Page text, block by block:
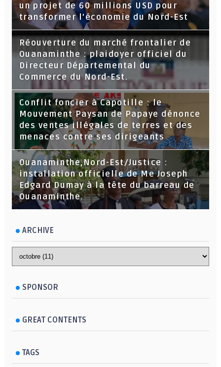
un projet de 60 millions USD pour
transformer l’économie du Nord-Est
Réouverture du marché frontalier de
Ouanaminthe : plaidoyer officiel du
Directeur Départemental du
Commerce du Nord-Est.
Conflit foncier à Capotille : le
Mouvement Paysan de Papaye dénonce
des ventes illégales de terres et des
menaces contre ses dirigeants
Ouanaminthe,Nord-Est/Justice :
installation officielle de Me Joseph
Edgard Dumay à la tête du barreau de
Ouanaminthe.
ARCHIVE
SPONSOR
GREAT CONTENTS
TAGS